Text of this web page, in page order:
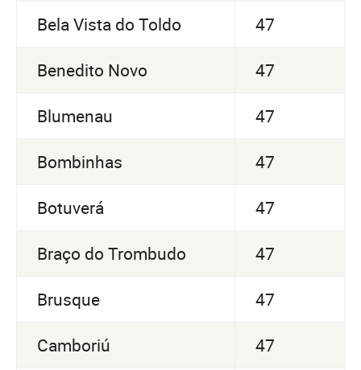
Bela Vista do Toldo 47
Benedito Novo 47
Blumenau 47
Bombinhas 47
Botuverá 47
Braço do Trombudo 47
Brusque 47
Camboriú 47